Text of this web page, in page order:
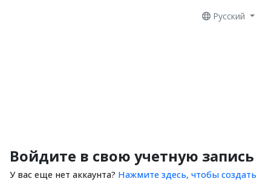
Русский
Войдите в свою учетную запись
У вас еще нет аккаунта? Нажмите здесь, чтобы создать